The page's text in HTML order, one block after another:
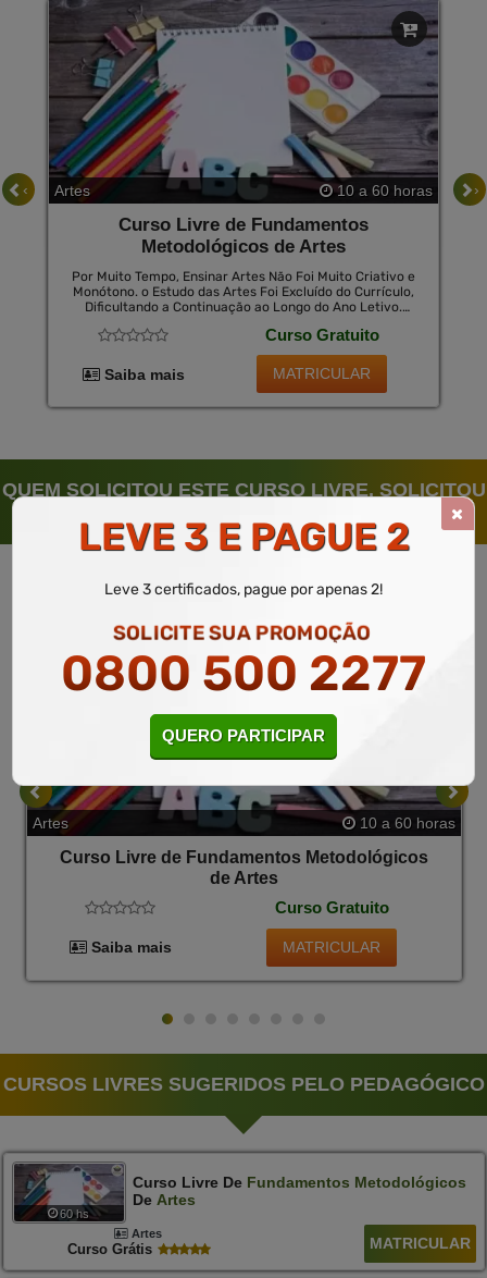
Artes 10 a 60 horas
Curso Livre de Fundamentos
Metodológicos de Artes
Por Muito Tempo, Ensinar Artes Não Foi Muito Criativo e
Monótono. o Estudo das Artes Foi Excluído do Currículo,
Dificultando a Continuação ao Longo do Ano Letivo.
Escolas Brasileiras. Atualmente Atua-Se na Criação,
Reflexão e Avaliação de Obras de Arte. o Curso Livre
Visa, Portanto, os Fundamentos Metodológicos de
Artes Como Base para a Formação Analítica e Crítica
os Conteúdos na Grade de Artes.
Curso Gratuito
Saiba mais MATRICULAR
‹ ›
QUEM SOLICITOU ESTE CURSO LIVRE, SOLICITOU
Artes 10 a 60 horas
Curso Livre de Fundamentos Metodológicos
de Artes
Curso Gratuito
Saiba mais MATRICULAR
CURSOS LIVRES SUGERIDOS PELO PEDAGÓGICO
60 hs
Curso Livre De Fundamentos Metodológicos
De Artes
Artes
Curso Grátis MATRICULAR
LEVE 3 E PAGUE 2
Leve 3 certificados, pague por apenas 2!
SOLICITE SUA PROMOÇÃO
0800 500 2277
QUERO PARTICIPAR